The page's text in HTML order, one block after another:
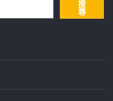
搜
尋